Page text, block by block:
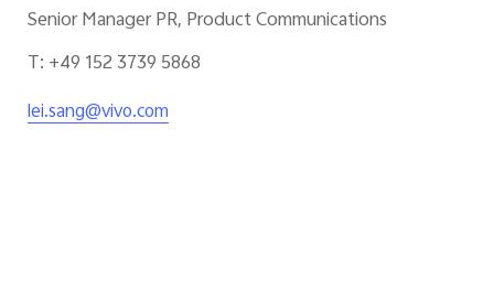
Senior Manager PR, Product Communications
T: +49 152 3739 5868
lei.sang@vivo.com